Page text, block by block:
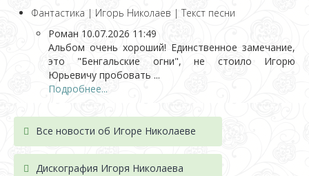
Фантастика | Игорь Николаев | Текст песни
Роман 10.07.2026 11:49
Альбом очень хороший! Единственное замечание,
это "Бенгальские огни", не стоило Игорю
Юрьевичу пробовать ...
Подробнее...
Все новости об Игоре Николаеве
Дискография Игоря Николаева